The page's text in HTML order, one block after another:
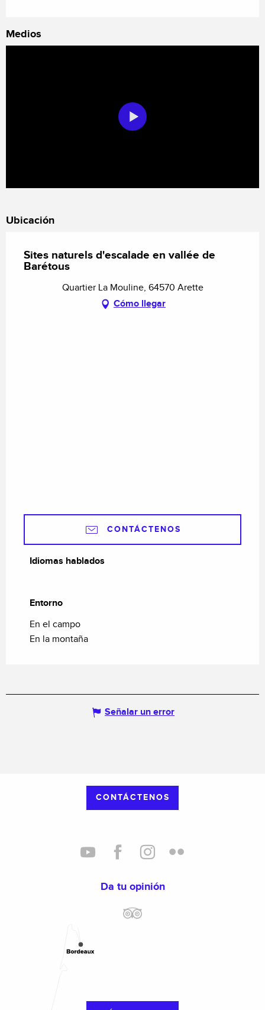
Medios
Ubicación
Sites naturels d'escalade en vallée de
Barétous
Quartier La Mouline, 64570 Arette
Cómo llegar
CONTÁCTENOS
Idiomas hablados
Idiomas hablados
Entorno
Entorno
En el campo
En la montaña
Señalar un error
CONTÁCTENOS
Da tu opinión